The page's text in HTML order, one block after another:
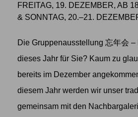
FREITAG, 19. DEZEMBER, AB
& SONNTAG, 20.–21.
Die Gruppenausstellung 忘年会
dieses Jahr für Sie? Kaum zu
bereits im Dezember
diesem Jahr werden wir unser
gemeinsam mit den